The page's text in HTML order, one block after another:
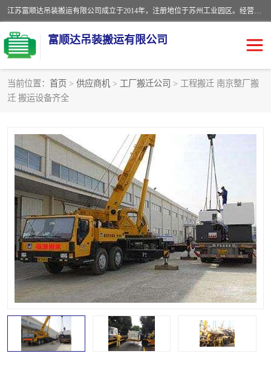
江苏富顺达吊装搬运有限公司成立于2014年，注册地位于苏州工业园区。经营范围包括起重吊装、搬运装卸服务；叉车、吊车租赁；水电安装；机电工程施工及维护；机电设备安装；家政服务、保洁服务。苏州搬运公司，苏州叉车出租，苏州吊车出租，苏州工厂设备搬运，专业设备吊装服务。
富顺达吊装搬运有限公司
当前位置： 首页 > 供应商机 > 工厂搬迁公司 > 工程搬迁 南京整厂搬
迁 搬运设备齐全
苏州设备搬运吊装服务
工厂搬迁公司 设备包装
设备定位移位 起重吊装
设备搬运 吊装公司
工厂设备搬运 专业设备吊装服务
吊车出租租赁服务 叉车出租租赁服务